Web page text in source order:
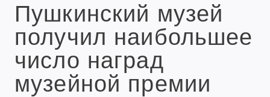
Пушкинский музей
получил наибольшее
число наград
музейной премии